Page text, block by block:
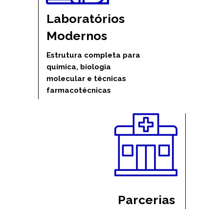
Laboratórios
Modernos
Parcerias
Estrutura completa para
química, biologia
molecular e técnicas
farmacotécnicas